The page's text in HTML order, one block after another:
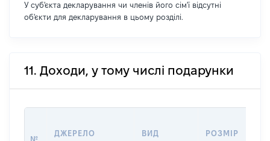
У суб'єкта декларування чи членів його сім'ї відсутні
об'єкти для декларування в цьому розділі.
11. Доходи, у тому числі подарунки
№
ДЖЕРЕЛО
ВИД
РОЗМІР